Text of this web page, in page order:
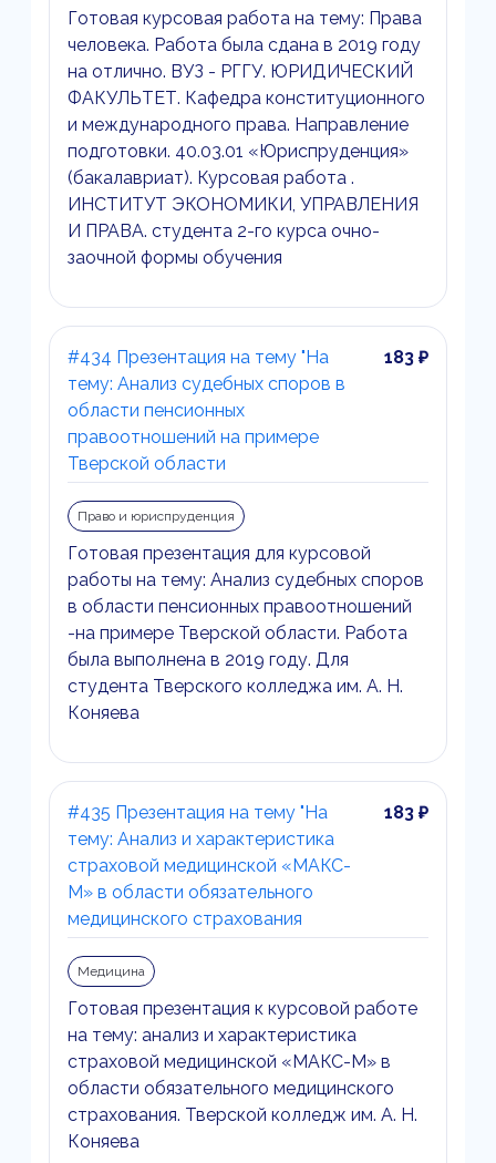
Готовая курсовая работа на тему: Права
человека. Работа была сдана в 2019 году
на отлично. ВУЗ - РГГУ. ЮРИДИЧЕСКИЙ
ФАКУЛЬТЕТ. Кафедра конституционного
и международного права. Направление
подготовки. 40.03.01 «Юриспруденция»
(бакалавриат). Курсовая работа .
ИНСТИТУТ ЭКОНОМИКИ, УПРАВЛЕНИЯ
И ПРАВА. студента 2-го курса очно-
заочной формы обучения
#434 Презентация на тему "На
тему: Анализ судебных споров в
области пенсионных
правоотношений на примере
Тверской области
183 ₽
Право и юриспруденция
Готовая презентация для курсовой
работы на тему: Анализ судебных споров
в области пенсионных правоотношений
-на примере Тверской области. Работа
была выполнена в 2019 году. Для
студента Тверского колледжа им. А. Н.
Коняева
#435 Презентация на тему "На
тему: Анализ и характеристика
страховой медицинской «МАКС-
М» в области обязательного
медицинского страхования
183 ₽
Медицина
Готовая презентация к курсовой работе
на тему: анализ и характеристика
страховой медицинской «МАКС-М» в
области обязательного медицинского
страхования. Тверской колледж им. А. Н.
Коняева